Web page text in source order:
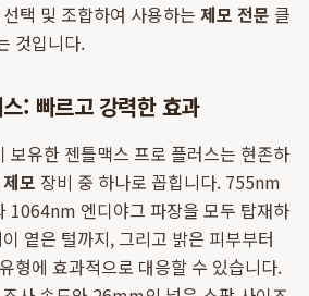
택 및 조합하여 사용하는 제모 전문 클
것입니다.
: 빠르고 강력한 효과
보유한 젠틀맥스 프로 플러스는 현존하
모 장비 중 하나로 꼽힙니다. 755nm
1064nm 엔디야그 파장을 모두 탑재하
옅은 털까지, 그리고 밝은 피부부터
형에 효과적으로 대응할 수 있습니다.